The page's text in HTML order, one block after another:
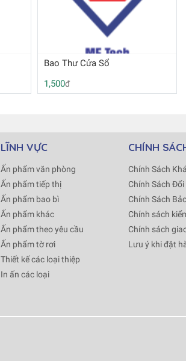
Bao Thư Cửa Sổ
1,500đ
LĨNH VỰC
Ấn phẩm văn phòng
Ấn phẩm tiếp thị
Ấn phẩm bao bì
Ấn phẩm khác
Ấn phẩm theo yêu cầu
Ấn phẩm tờ rơi
Thiết kế các loại thiệp
In ấn các loại
CHÍNH
Chính Sách
Chính Sách Đổi
Chính Sách
Chính sách
Chính sách
Lưu ý khi đặt